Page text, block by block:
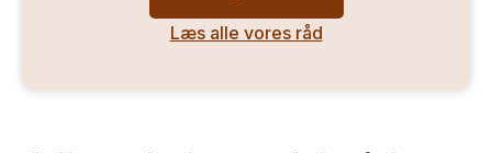
Læs alle vores råd